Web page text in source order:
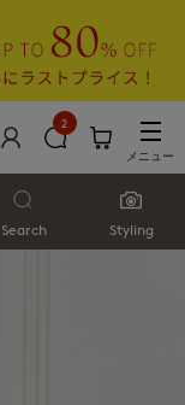
2
メニュー
Search Styling